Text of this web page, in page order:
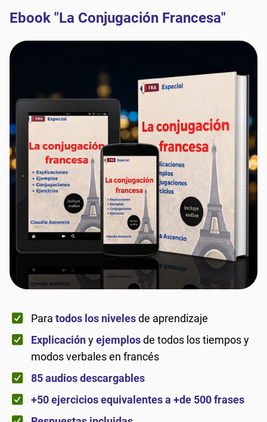
Ebook "La Conjugación Francesa"
Paratodos los nivelesde aprendizaje
Explicaciónyejemplosde todos los tiempos y
modos verbales en francés
85 audios descargables
+50 ejercicios equivalentes a +de 500 frases